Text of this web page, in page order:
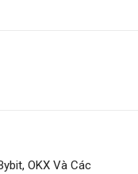
OKX Và Các